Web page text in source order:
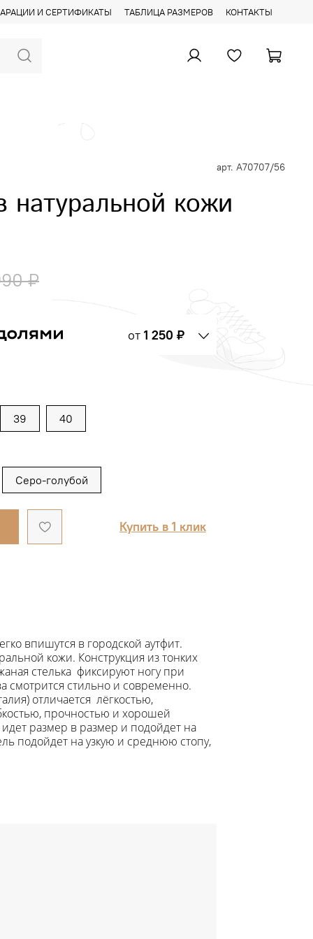
И СЕРТИФИКАТЫ ТАБЛИЦА РАЗМЕРОВ КОНТАКТЫ
арт. А70707/56
натуральной кожи
₽
от 1 250 ₽
39 40
Серо-голубой
Купить в 1 клик
впишутся в городской аутфит.
кожи. Конструкция из тонких
стелька фиксируют ногу при
смотрится стильно и современно.
отличается лёгкостью,
прочностью и хорошей
размер в размер и подойдет на
подойдет на узкую и среднюю стопу,